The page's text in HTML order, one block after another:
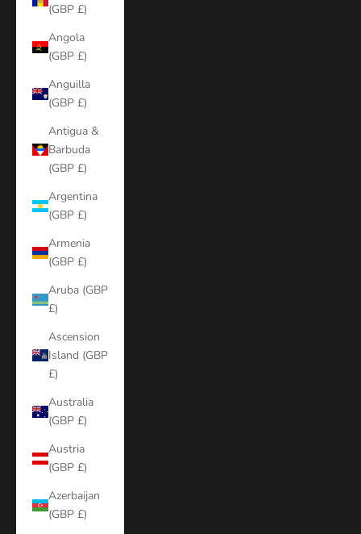
(GBP £)
Angola
(GBP £)
Anguilla
(GBP £)
Antigua &
Barbuda
(GBP £)
Argentina
(GBP £)
Armenia
(GBP £)
Aruba (GBP
£)
Ascension
Island (GBP
£)
Australia
(GBP £)
Austria
(GBP £)
Azerbaijan
(GBP £)